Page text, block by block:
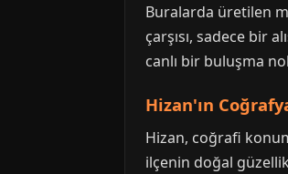
Buralarda üretilen
çarşısı, sadece bir
canlı bir buluşma
Hizan'ın
Hizan, coğrafi
ilçenin doğal